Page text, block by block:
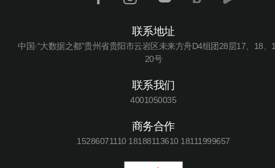
联系地址
中国·“大数据之都”贵州省贵阳市云岩区未来方舟D4组团28层17、18、
20号
联系我们
4001050035
商务合作
15286071110 18188113610 18111999657